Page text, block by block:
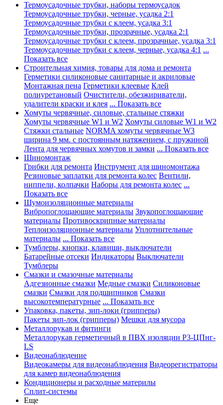
Термоусадочные трубки, наборы термоусадок
Термоусадочные трубки, черные, усадка 2:1
Термоусадочные трубки с клеем, усадка 3:1
Термоусадочные трубки, прозрачные, усадка 2:1
Термоусадочные трубки с клеем, прозрачные, усадка 3:1
Термоусадочные трубки с клеем, черные, усадка 4:1 ...
Показать все
Строительная химия, товары для дома и ремонта
Герметики силиконовые санитарные и акриловые
Монтажная пена Герметики клеевые Клей
полиуретановый Очистители, обезжириватели,
удалители краски и клея ... Показать все
Хомуты червячные, силовые, стальные стяжки
Хомуты червячные W1 и W2 Хомуты силовые W1 и W2
Стяжки стальные NORMA хомуты червячные W3
ширина 9 мм. с постоянным натяжением, с пружиной
Лента для червячных хомутов и замки ... Показать все
Шиномонтаж
Грибки для ремонта Инструмент для шиномонтажа
Резиновые заплатки для ремонта колес Вентили,
ниппели, колпачки Наборы для ремонта колес ...
Показать все
Шумоизоляционные материалы
Вибропоглощающие материалы Звукопоглощающие
материалы Противоскрипные материалы
Теплоизоляционные материалы Уплотнительные
материалы ... Показать все
Тумблеры, кнопки, клавиши, выключатели
Батарейные отсеки Индикаторы Выключатели
Тумблеры
Смазки и смазочные материалы
Адгезионные смазки Медные смазки Силиконовые
смазки Смазки для подшипников Смазки
высокотемпературные ... Показать все
Упаковка, пакеты, зип-локи (грипперы)
Пакеты зип-лок (грипперы) Мешки для мусора
Металлорукав и фитинги
Металлорукав герметичный в ПВХ изоляции Р3-ЦПнг-
LS
Видеонаблюдение
Видеокамеры для видеонаблюдения Видеорегистраторы
для камер видеонаблюдения
Кондиционеры и расходные материлы
Сплит-системы
Еще